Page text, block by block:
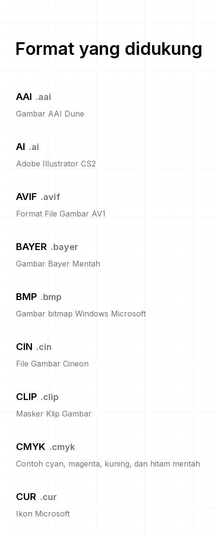
Format yang didukung
AAI .aai
Gambar AAI Dune
AI .ai
Adobe Illustrator CS2
AVIF .avif
Format File Gambar AV1
BAYER .bayer
Gambar Bayer Mentah
BMP .bmp
Gambar bitmap Windows Microsoft
CIN .cin
File Gambar Cineon
CLIP .clip
Masker Klip Gambar
CMYK .cmyk
Contoh cyan, magenta, kuning, dan hitam mentah
CUR .cur
Ikon Microsoft